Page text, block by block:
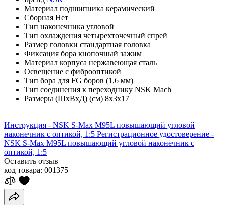
Материал подшипника керамический
Сборная Нет
Тип наконечника угловой
Тип охлаждения четырехточечный спрей
Размер головки стандартная головка
Фиксация бора кнопочный зажим
Материал корпуса нержавеющая сталь
Освещение с фиброоптикой
Тип бора для FG боров (1,6 мм)
Тип соединения к переходнику NSK Mach
Размеры (ШхВхД) (см) 8х3х17
Инструкция - NSK S-Max M95L повышающий угловой
наконечник с оптикой, 1:5 Регистрационное удостоверение -
NSK S-Max M95L повышающий угловой наконечник с
оптикой, 1:5
Оставить отзыв
код товара: 001375